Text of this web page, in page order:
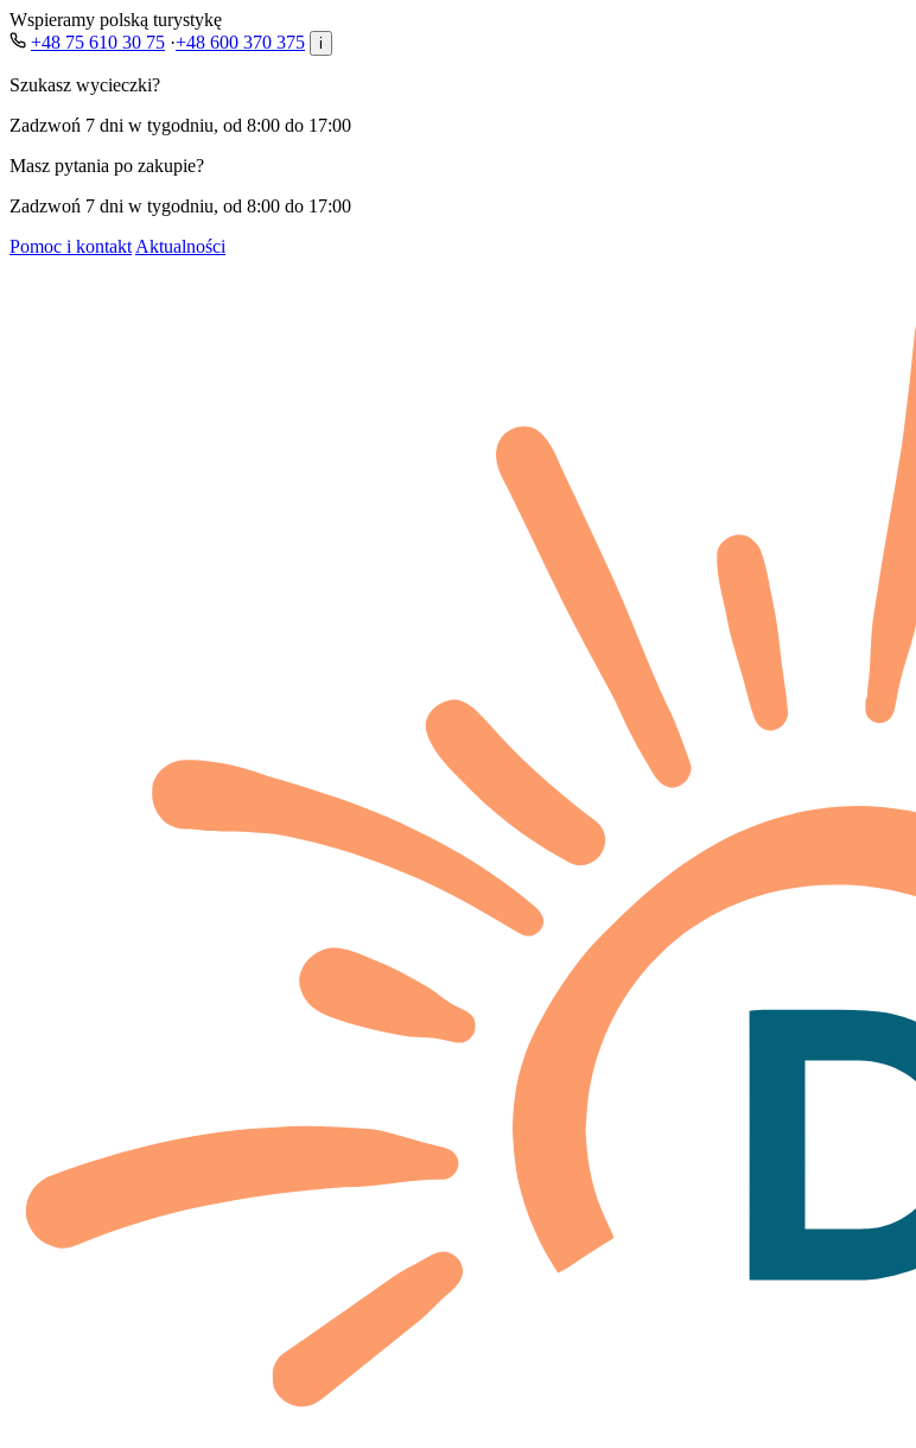
Wspieramy polską turystykę
+48 75 610 30 75 ·+48 600 370 375 i
Szukasz wycieczki?
Zadzwoń 7 dni w tygodniu, od 8:00 do 17:00
Masz pytania po zakupie?
Zadzwoń 7 dni w tygodniu, od 8:00 do 17:00
Pomoc i kontakt Aktualności